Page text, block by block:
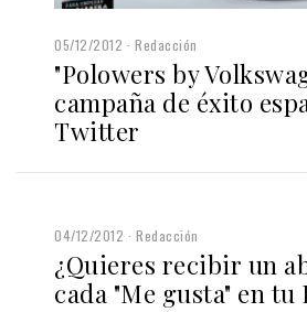
05/12/2012 Redacción
"Polowers by
campaña de éxito
Twitter
04/12/2012 Redacción
¿Quieres recibir un
cada "Me gusta" en tu